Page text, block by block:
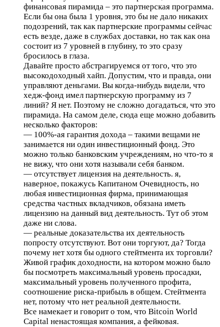
финансовая пирамида – это партнерская программа.
Если бы она была 1 уровня, это бы не дало никаких
подозрений, так как партнерские программы сейчас
есть везде, даже в службах доставки, но так как она
состоит из 7 уровней в глубину, то это сразу
бросилось в глаза.
Давайте просто абстрагируемся от того, что это
высокодоходный хайп. Допустим, что и правда, они
управляют деньгами. Вы когда-нибудь видели, что
хедж-фонд имел партнерскую программу из 7
линий? Я нет. Поэтому не сложно догадаться, что это
пирамида. На самом деле, сюда еще можно добавить
несколько факторов:
— 100%-ая гарантия дохода – такими вещами не
занимается ни один инвестиционный фонд. Это
можно только банковским учреждениям, но что-то я
не вижу, что они хотя называли себя банком.
— отсутствует лицензия на деятельность. я,
наверное, покажусь Капитаном Очевидность, но
любая инвестиционная фирма, принимающая
средства частных вкладчиков, обязана иметь
лицензию на данный вид деятельность. Тут об этом
даже ни слова.
— реальные доказательства их деятельность
попросту отсутствуют. Вот они торгуют, да? Тогда
почему нет хотя бы одного стейтмента их торговли?
Живой график доходности, на котором можно было
бы посмотреть максимальный уровень просадки,
максимальный уровень полученного профита,
соотношение риска-прибыль в общем. Стейтмента
нет, потому что нет реальной деятельности.
Все намекает и говорит о том, что Bitcoin World
Capital ненастоящая компания, а фейковая.